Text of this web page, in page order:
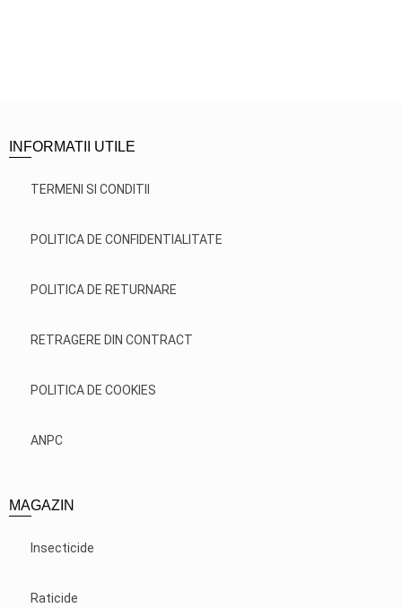
INFORMATII UTILE
TERMENI SI CONDITII
POLITICA DE CONFIDENTIALITATE
POLITICA DE RETURNARE
RETRAGERE DIN CONTRACT
POLITICA DE COOKIES
ANPC
MAGAZIN
Insecticide
Raticide